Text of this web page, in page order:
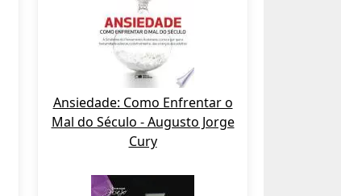
Ansiedade: Como Enfrentar o
Mal do Século - Augusto Jorge
Cury